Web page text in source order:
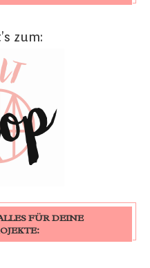
zum:
FÜR DEINE